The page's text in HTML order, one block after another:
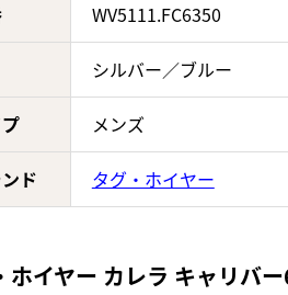
WV5111.FC6350
シルバー／ブルー
メンズ
ド タグ・ホイヤー
ホイヤー カレラ キャリバ